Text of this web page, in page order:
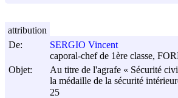
De:
SERGIO Vincent
caporal-chef de 1ère classe,
Objet:
Au titre de l'agrafe « Sécurité
la médaille de la sécurité
25
attribution